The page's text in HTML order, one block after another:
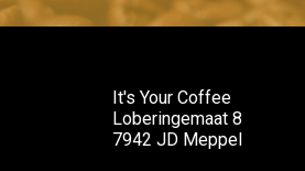
It's Your Coffee
Loberingemaat 8
7942 JD Meppel